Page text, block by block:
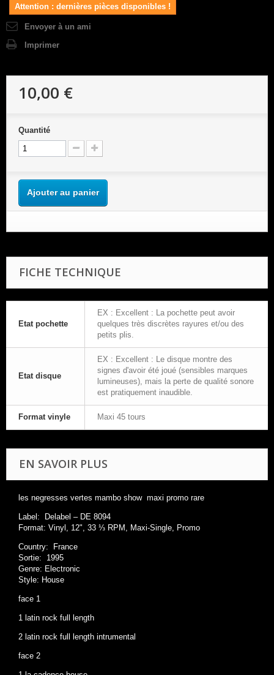
Attention : dernières pièces disponibles !
Envoyer à un ami
Imprimer
10,00 €
Quantité
Ajouter au panier
FICHE TECHNIQUE
Etat pochette
EX : Excellent : La pochette peut avoir
quelques très discrètes rayures et/ou des
petits plis.
Etat disque
EX : Excellent : Le disque montre des
signes d'avoir été joué (sensibles marques
lumineuses), mais la perte de qualité sonore
est pratiquement inaudible.
Format vinyle Maxi 45 tours
EN SAVOIR PLUS
les negresses vertes mambo show maxi promo rare
Label: Delabel ‎– DE 8094
Format: Vinyl, 12", 33 ⅓ RPM, Maxi-Single, Promo
Country: France
Sortie: 1995
Genre: Electronic
Style: House
face 1
1 latin rock full length
2 latin rock full length intrumental
face 2